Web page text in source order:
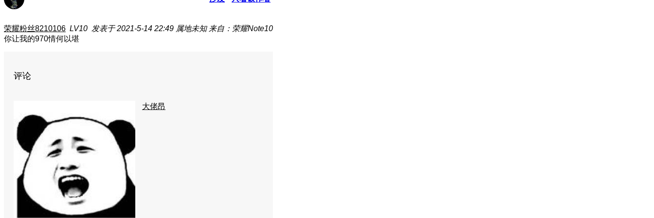
荣耀粉丝8210106 LV10 发表于 2021-5-14 22:49 属地未知 来自：荣耀Note10
你让我的970情何以堪
评论
大佬昂